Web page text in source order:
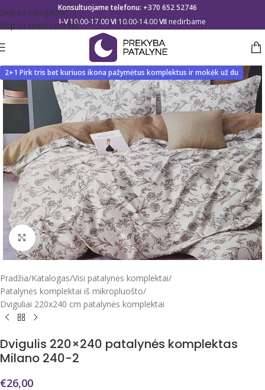
Skip to navigation
Skip to main content
Konsultuojame telefonu: +370 652 52746
I-V10.00-17.00VI 10.00-14.00VII nedirbame
2+1 Pirk tris bet kuriuos ikona pažymėtus komplektus ir mokėk už du
Click to enlarge
Pradžia/Katalogas/Visi patalynės komplektai/
Patalynės komplektai iš mikropluošto/
Dviguliai 220x240 cm patalynės komplektai
Dvigulis 220×240 patalynės komplektas
Milano 240-2
€26,00